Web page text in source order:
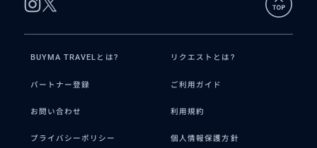
BUYMA TRAVELとは? リクエストとは?
パートナー登録 ご利用ガイド
お問い合わせ 利用規約
プライバシーポリシー 個人情報保護方針